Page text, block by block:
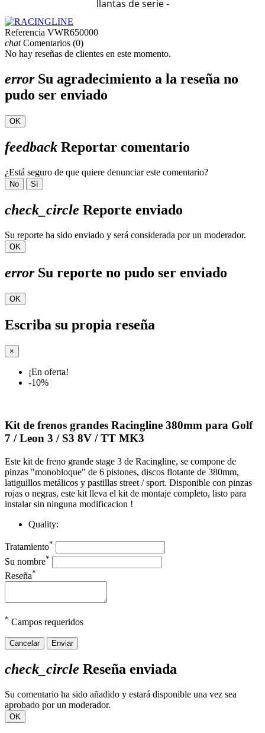
llantas de serie -
Referencia VWR650000
chatComentarios (0)
No hay reseñas de clientes en este momento.
errorSu agradecimiento a la reseña no
pudo ser enviado
OK
feedback Reportar comentario
¿Está seguro de que quiere denunciar este comentario?
No Sí
check_circle Reporte enviado
Su reporte ha sido enviado y será considerada por un moderador.
OK
errorSu reporte no pudo ser enviado
OK
Escriba su propia reseña
×
¡En oferta!
-10%
Kit de frenos grandes Racingline 380mm para Golf
7 / Leon 3 / S3 8V / TT MK3
Este kit de freno grande stage 3 de Racingline, se compone de
pinzas "monobloque" de 6 pistones, discos flotante de 380mm,
latiguillos metálicos y pastillas street / sport. Disponible con pinzas
rojas o negras, este kit lleva el kit de montaje completo, listo para
instalar sin ninguna modificacion !
Quality:
Tratamiento*
Su nombre*
Reseña*
* Campos requeridos
Cancelar Enviar
check_circle Reseña enviada
Su comentario ha sido añadido y estará disponible una vez sea
aprobado por un moderador.
OK